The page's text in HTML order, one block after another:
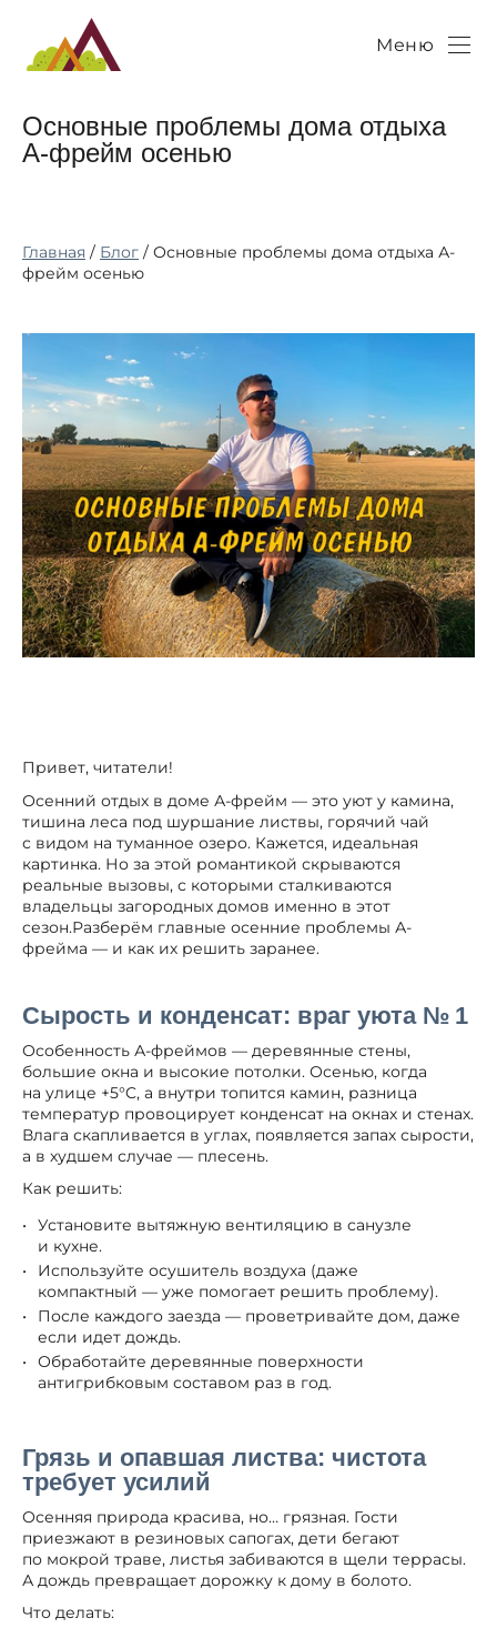
Меню
Основные проблемы дома отдыха
А-фрейм осенью
Главная / Блог / Основные проблемы дома отдыха А-
фрейм осенью
Привет, читатели!
Осенний отдых в доме А-фрейм — это уют у камина,
тишина леса под шуршание листвы, горячий чай
с видом на туманное озеро. Кажется, идеальная
картинка. Но за этой романтикой скрываются
реальные вызовы, с которыми сталкиваются
владельцы загородных домов именно в этот
сезон.Разберём главные осенние проблемы А-
фрейма — и как их решить заранее.
Сырость и конденсат: враг уюта № 1
Особенность А-фреймов — деревянные стены,
большие окна и высокие потолки. Осенью, когда
на улице +5°C, а внутри топится камин, разница
температур провоцирует конденсат на окнах и стенах.
Влага скапливается в углах, появляется запах сырости,
а в худшем случае — плесень.
Как решить:
Установите вытяжную вентиляцию в санузле
и кухне.
Используйте осушитель воздуха (даже
компактный — уже помогает решить проблему).
После каждого заезда — проветривайте дом, даже
если идет дождь.
Обработайте деревянные поверхности
антигрибковым составом раз в год.
Грязь и опавшая листва: чистота
требует усилий
Осенняя природа красива, но… грязная. Гости
приезжают в резиновых сапогах, дети бегают
по мокрой траве, листья забиваются в щели террасы.
А дождь превращает дорожку к дому в болото.
Что делать: